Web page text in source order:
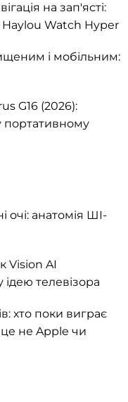
на зап'ясті:
Watch Hyper
і мобільним:
G16 (2026):
портативному
очі: анатомія ШІ-
Vision AI
телевізора
хто поки виграє
це не Apple чи